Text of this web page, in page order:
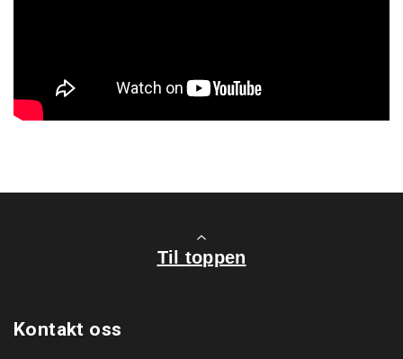
Til toppen
Kontakt oss